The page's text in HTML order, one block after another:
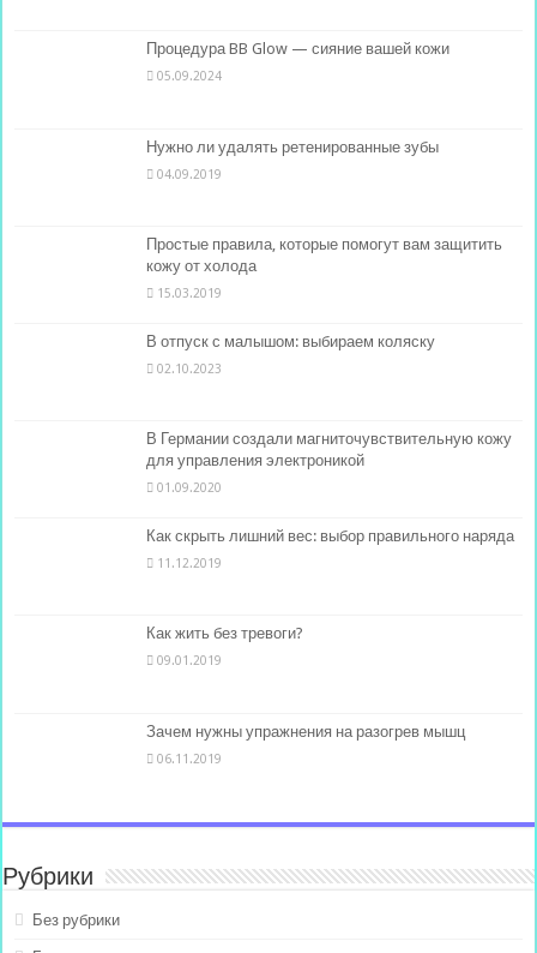
Процедура BB Glow — сияние вашей кожи
05.09.2024
Нужно ли удалять ретенированные зубы
04.09.2019
Простые правила, которые помогут вам защитить
кожу от холода
15.03.2019
В отпуск с малышом: выбираем коляску
02.10.2023
В Германии создали магниточувствительную кожу
для управления электроникой
01.09.2020
Как скрыть лишний вес: выбор правильного наряда
11.12.2019
Как жить без тревоги?
09.01.2019
Зачем нужны упражнения на разогрев мышц
06.11.2019
Рубрики
Без рубрики